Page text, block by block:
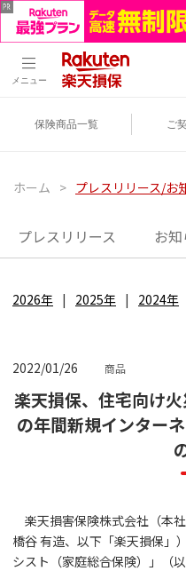
メニュー
保険商品一覧 ご
ホーム > プレスリリース/お
プレスリリース お
2026年 2025年 2024年
2022/01/26 商品
楽天損保、住宅向け火
の年間新規インター
楽天損害保険株式会社（本
橋谷 有造、以下「楽天損保」
シスト（家庭総合保険）」（